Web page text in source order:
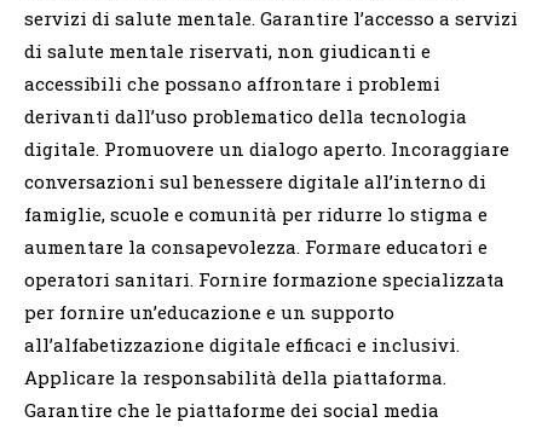
servizi di salute mentale. Garantire l’accesso a servizi
di salute mentale riservati, non giudicanti e
accessibili che possano affrontare i problemi
derivanti dall’uso problematico della tecnologia
digitale. Promuovere un dialogo aperto. Incoraggiare
conversazioni sul benessere digitale all’interno di
famiglie, scuole e comunità per ridurre lo stigma e
aumentare la consapevolezza. Formare educatori e
operatori sanitari. Fornire formazione specializzata
per fornire un’educazione e un supporto
all’alfabetizzazione digitale efficaci e inclusivi.
Applicare la responsabilità della piattaforma.
Garantire che le piattaforme dei social media